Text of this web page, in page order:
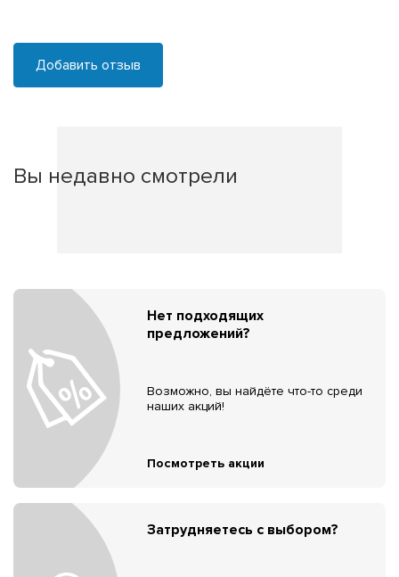
Добавить отзыв
Вы недавно смотрели
Нет подходящих
предложений?
Возможно, вы найдёте что-то среди
наших акций!
Посмотреть акции
Затрудняетесь с выбором?